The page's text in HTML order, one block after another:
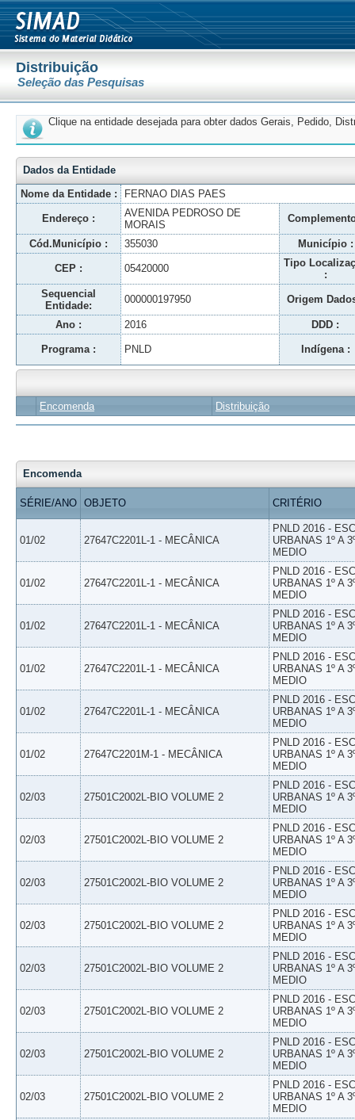
Distribuição
Seleção das Pesquisas
Clique na entidade desejada para obter dados Gerais, Pedido,
Dados da Entidade
Nome da Entidade :
FERNAO DIAS PAES
Endereço :
AVENIDA PEDROSO DE
MORAIS
Cód.Município : 355030 Município :
CEP : 05420000
Tipo
:
Sequencial
Entidade:
000000197950 Origem
Ano : 2016 DDD :
Programa : PNLD Indígena :
Encomenda Distribuição
Encomenda
SÉRIE/ANO OBJETO CRITÉRIO
01/02 27647C2201L-1 - MECÂNICA
PNLD 2016 -
URBANAS 1º A
MEDIO
01/02 27647C2201L-1 - MECÂNICA
PNLD 2016 -
URBANAS 1º A
MEDIO
01/02 27647C2201L-1 - MECÂNICA
PNLD 2016 -
URBANAS 1º A
MEDIO
01/02 27647C2201L-1 - MECÂNICA
PNLD 2016 -
URBANAS 1º A
MEDIO
01/02 27647C2201L-1 - MECÂNICA
PNLD 2016 -
URBANAS 1º A
MEDIO
01/02 27647C2201M-1 - MECÂNICA
PNLD 2016 -
URBANAS 1º A
MEDIO
02/03 27501C2002L-BIO VOLUME 2
PNLD 2016 -
URBANAS 1º A
MEDIO
02/03 27501C2002L-BIO VOLUME 2
PNLD 2016 -
URBANAS 1º A
MEDIO
02/03 27501C2002L-BIO VOLUME 2
PNLD 2016 -
URBANAS 1º A
MEDIO
02/03 27501C2002L-BIO VOLUME 2
PNLD 2016 -
URBANAS 1º A
MEDIO
02/03 27501C2002L-BIO VOLUME 2
PNLD 2016 -
URBANAS 1º A
MEDIO
02/03 27501C2002L-BIO VOLUME 2
PNLD 2016 -
URBANAS 1º A
MEDIO
02/03 27501C2002L-BIO VOLUME 2
PNLD 2016 -
URBANAS 1º A
MEDIO
02/03 27501C2002L-BIO VOLUME 2
PNLD 2016 -
URBANAS 1º A
MEDIO